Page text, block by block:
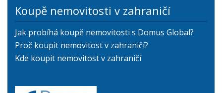
Koupě nemovitosti v zahraničí
Jak probíhá koupě nemovitosti s Domus Global?
Proč koupit nemovitost v zahraničí?
Kde koupit nemovitost v zahraničí